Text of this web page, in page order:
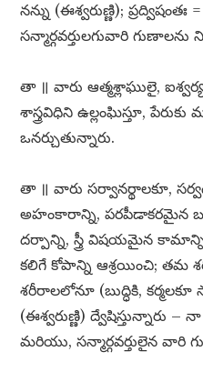
నన్ను (ఈశ్వరుణ్ణి);
సన్మార్గవర్తులగువారి గుణాలను
తా ॥ వారు ఆత్మశ్లాఘులై,
శాస్త్రవిధిని ఉల్లంఘిస్తూ,
ఒనర్చుతున్నారు.
తా ॥ వారు సర్వానర్థాలకూ,
అహంకారాన్ని, పరపీడాకరమైన
దర్పాన్ని, స్త్రీ విషయమైన
కలిగే కోపాన్ని ఆశ్రయించి; తమ
శరీరాలలోనూ (బుద్ధికి, కర్మలకూ
(ఈశ్వరుణ్ణి) ద్వేషిస్తున్నారు –
మరియు, సన్మార్గవర్తులైన వారి